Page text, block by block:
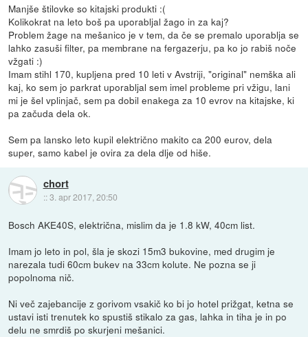
Manjše štilovke so kitajski produkti :(
Kolikokrat na leto boš pa uporabljal žago in za kaj?
Problem žage na mešanico je v tem, da če se premalo uporablja se
lahko zasuši filter, pa membrane na fergazerju, pa ko jo rabiš noče
vžgati :)
Imam stihl 170, kupljena pred 10 leti v Avstriji, "original" nemška ali
kaj, ko sem jo parkrat uporabljal sem imel probleme pri vžigu, lani
mi je šel vplinjač, sem pa dobil enakega za 10 evrov na kitajske, ki
pa začuda dela ok.
Sem pa lansko leto kupil električno makito ca 200 eurov, dela
super, samo kabel je ovira za dela dlje od hiše.
chort
::3. apr 2017, 20:50
Bosch AKE40S, električna, mislim da je 1.8 kW, 40cm list.
Imam jo leto in pol, šla je skozi 15m3 bukovine, med drugim je
narezala tudi 60cm bukev na 33cm kolute. Ne pozna se ji
popolnoma nič.
Ni več zajebancije z gorivom vsakič ko bi jo hotel prižgat, ketna se
ustavi isti trenutek ko spustiš stikalo za gas, lahka in tiha je in po
delu ne smrdiš po skurjeni mešanici.